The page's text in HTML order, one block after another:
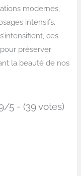
modernes,
intensifs.
ces
préserver
la beauté de nos
5 - (39 votes)